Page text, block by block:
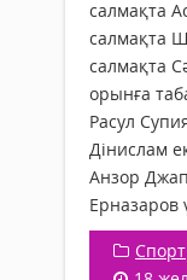
салмақта
салмақта
салмақта
орынға
Расул
Дінислам
Анзор
Ерназаров
Спорт